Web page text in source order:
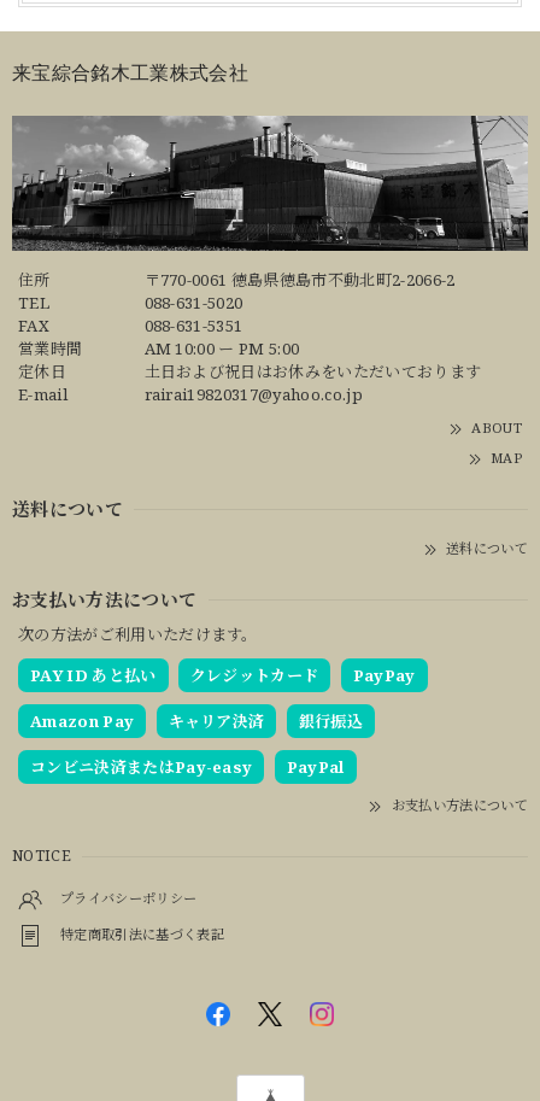
来宝綜合銘木工業株式会社
住所
〒770-0061 徳島県徳島市不動北町2-2066-2
TEL
088-631-5020
FAX
088-631-5351
営業時間
AM 10:00 ー PM 5:00
定休日
土日および祝日はお休みをいただいております
E-mail
rairai19820317@yahoo.co.jp
ABOUT
MAP
送料について
送料について
お支払い方法について
次の方法がご利用いただけます。
PAY ID あと払い
クレジットカード PayPay
Amazon Pay キャリア決済 銀行振込
コンビニ決済またはPay-easy PayPal
お支払い方法について
NOTICE
プライバシーポリシー
特定商取引法に基づく表記